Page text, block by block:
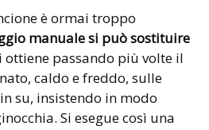
è ormai troppo
manuale si può sostituire
ottiene passando più volte il
caldo e freddo, sulle
su, insistendo in modo
Si esegue così una